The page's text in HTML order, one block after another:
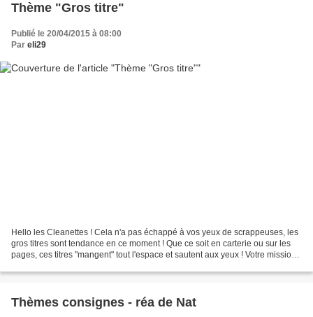
Thème "Gros titre"
Publié le 20/04/2015 à 08:00
Par eli29
Hello les Cleanettes ! Cela n'a pas échappé à vos yeux de scrappeuses, les
gros titres sont tendance en ce moment ! Que ce soit en carterie ou sur les
pages, ces titres "mangent" tout l'espace et sautent aux yeux ! Votre mission,
Thèmes consignes - réa de Nat